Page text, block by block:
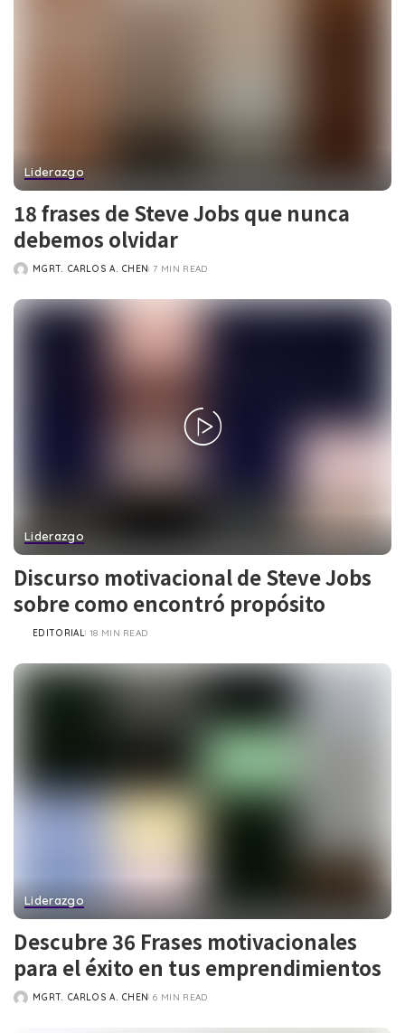
Liderazgo
18 frases de Steve Jobs que nunca
debemos olvidar
POSTED
MGRT. CARLOS A. CHEN 7 MIN READ
Liderazgo
Discurso motivacional de Steve Jobs
sobre como encontró propósito
POSTED
EDITORIAL 18 MIN READ
Liderazgo
Descubre 36 Frases motivacionales
para el éxito en tus emprendimientos
POSTED
MGRT. CARLOS A. CHEN 6 MIN READ